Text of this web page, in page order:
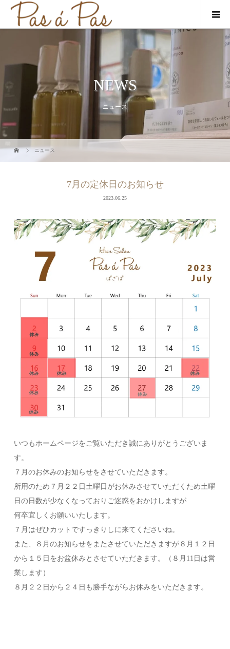
NEWS
ニュース
ニュース
7月の定休日のお知らせ
2023.06.25
いつもホームページをご覧いただき誠にありがとうございま
す。
７月のお休みのお知らせをさせていただきます。
所用のため７月２２日土曜日がお休みさせていただくため土曜
日の日数が少なくなっておりご迷惑をおかけしますが
何卒宜しくお願いいたします。
７月はぜひカットですっきりしに来てくださいね。
また、８月のお知らせをまたさせていただきますが８月１２日
から１５日をお盆休みとさせていただきます。（８月11日は営
業します）
８月２２日から２４日も勝手ながらお休みをいただきます。